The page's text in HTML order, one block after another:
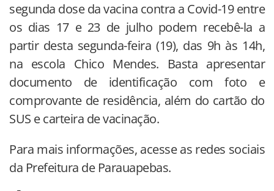
segunda dose da vacina contra a Covid-19 entre
os dias 17 e 23 de julho podem recebê-la a
partir desta segunda-feira (19), das 9h às 14h,
na escola Chico Mendes. Basta apresentar
documento de identificação com foto e
comprovante de residência, além do cartão do
SUS e carteira de vacinação.
Para mais informações, acesse as redes sociais
da Prefeitura de Parauapebas.